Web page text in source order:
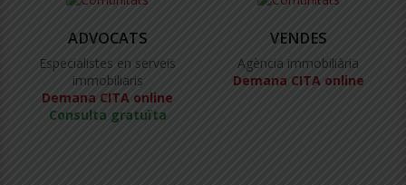
ADVOCATS
Especialistes en serveis
immobiliaris
Demana CITA online
Consulta gratuïta
VENDES
Agència immobiliària
Demana CITA online